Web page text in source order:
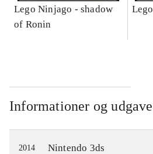
Lego Ninjago - shadow
of Ronin
Informationer og
2014 Nintendo 3ds